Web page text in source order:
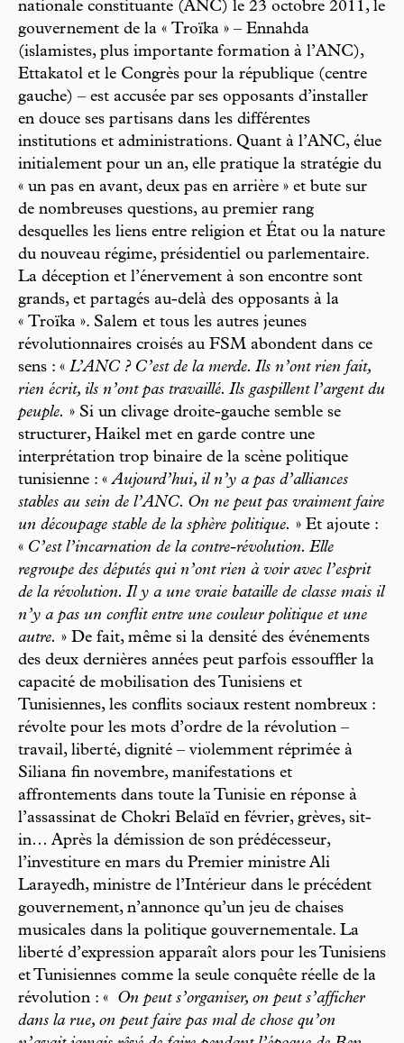
nationale constituante (ANC) le 23 octobre 2011, le
gouvernement de la « Troïka » – Ennahda
(islamistes, plus importante formation à l’ANC),
Ettakatol et le Congrès pour la république (centre
gauche) – est accusée par ses opposants d’installer
en douce ses partisans dans les différentes
institutions et administrations. Quant à l’ANC, élue
initialement pour un an, elle pratique la stratégie du
« un pas en avant, deux pas en arrière » et bute sur
de nombreuses questions, au premier rang
desquelles les liens entre religion et État ou la nature
du nouveau régime, présidentiel ou parlementaire.
La déception et l’énervement à son encontre sont
grands, et partagés au-delà des opposants à la
« Troïka ». Salem et tous les autres jeunes
révolutionnaires croisés au FSM abondent dans ce
sens : « L’ANC ? C’est de la merde. Ils n’ont rien fait,
rien écrit, ils n’ont pas travaillé. Ils gaspillent l’argent du
peuple. » Si un clivage droite-gauche semble se
structurer, Haikel met en garde contre une
interprétation trop binaire de la scène politique
tunisienne : «Aujourd’hui, il n’y a pas d’alliances
stables au sein de l’ANC. On ne peut pas vraiment faire
un découpage stable de la sphère politique. » Et ajoute :
« C’est l’incarnation de la contre-révolution. Elle
regroupe des députés qui n’ont rien à voir avec l’esprit
de la révolution. Il y a une vraie bataille de classe mais il
n’y a pas un conflit entre une couleur politique et une
autre. » De fait, même si la densité des événements
des deux dernières années peut parfois essouffler la
capacité de mobilisation des Tunisiens et
Tunisiennes, les conflits sociaux restent nombreux :
révolte pour les mots d’ordre de la révolution –
travail, liberté, dignité – violemment réprimée à
Siliana fin novembre, manifestations et
affrontements dans toute la Tunisie en réponse à
l’assassinat de Chokri Belaïd en février, grèves, sit-
in… Après la démission de son prédécesseur,
l’investiture en mars du Premier ministre Ali
Larayedh, ministre de l’Intérieur dans le précédent
gouvernement, n’annonce qu’un jeu de chaises
musicales dans la politique gouvernementale. La
liberté d’expression apparaît alors pour les Tunisiens
et Tunisiennes comme la seule conquête réelle de la
révolution : «
On peut s’organiser, on peut s’afficher
dans la rue, on peut faire pas mal de chose qu’on